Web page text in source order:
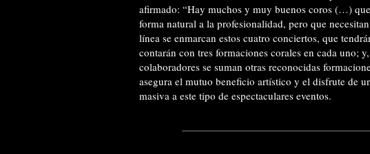
afirmado: “Hay muchos y muy buenos coros (…)
forma natural a la profesionalidad, pero que
línea se enmarcan estos cuatro conciertos, que
contarán con tres formaciones corales en cada uno;
colaboradores se suman otras reconocidas
asegura el mutuo beneficio artístico y el disfrute de
masiva a este tipo de espectaculares eventos.